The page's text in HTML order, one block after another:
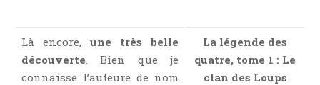
Là encore, une très belle
découverte . Bien que je
connaisse l’auteure de nom
La légende des
quatre, tome 1 : Le
clan des Loups